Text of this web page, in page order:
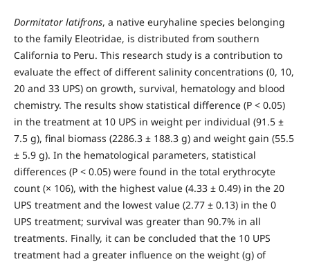
Dormitator latifrons, a native euryhaline species belonging
to the family Eleotridae, is distributed from southern
California to Peru. This research study is a contribution to
evaluate the effect of different salinity concentrations (0, 10,
20 and 33 UPS) on growth, survival, hematology and blood
chemistry. The results show statistical difference (P < 0.05)
in the treatment at 10 UPS in weight per individual (91.5 ±
7.5 g), final biomass (2286.3 ± 188.3 g) and weight gain (55.5
± 5.9 g). In the hematological parameters, statistical
differences (P < 0.05) were found in the total erythrocyte
count (× 106), with the highest value (4.33 ± 0.49) in the 20
UPS treatment and the lowest value (2.77 ± 0.13) in the 0
UPS treatment; survival was greater than 90.7% in all
treatments. Finally, it can be concluded that the 10 UPS
treatment had a greater influence on the weight (g) of